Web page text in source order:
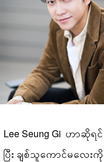
Lee Seung Gi ဟာဆို
ပြီး ချစ်သူကောင်မလေ